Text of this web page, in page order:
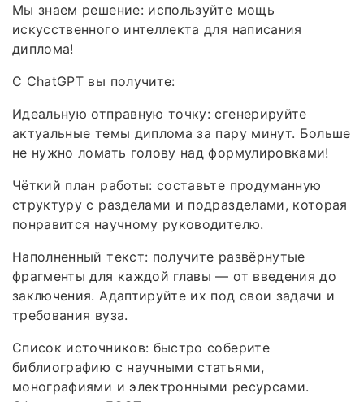
Мы знаем решение: используйте мощь
искусственного интеллекта для написания
диплома!
С ChatGPT вы получите:
Идеальную отправную точку: сгенерируйте
актуальные темы диплома за пару минут. Больше
не нужно ломать голову над формулировками!
Чёткий план работы: составьте продуманную
структуру с разделами и подразделами, которая
понравится научному руководителю.
Наполненный текст: получите развёрнутые
фрагменты для каждой главы — от введения до
заключения. Адаптируйте их под свои задачи и
требования вуза.
Список источников: быстро соберите
библиографию с научными статьями,
монографиями и электронными ресурсами.